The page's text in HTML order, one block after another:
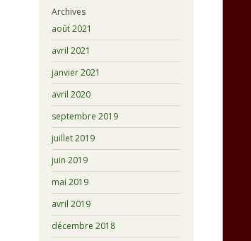
Archives
août 2021
avril 2021
janvier 2021
avril 2020
septembre 2019
juillet 2019
juin 2019
mai 2019
avril 2019
décembre 2018